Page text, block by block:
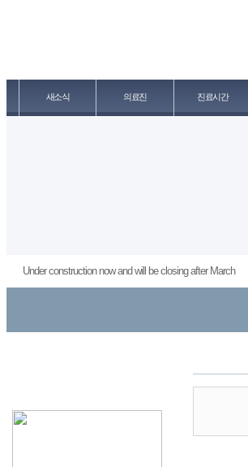
새소식 의료진 진료시간
Under construction now and will be closing after March